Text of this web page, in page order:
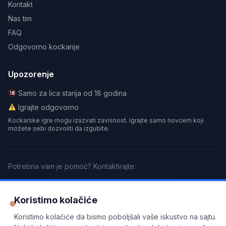
Kontakt
Nas tim
FAQ
Odgovorno kockanje
Upozorenje
Samo za lica starija od 18 godina
Igrajte odgovorno
Kockarske igre mogu izazvati zavisnost. Igrajte samo novcem koji
možete sebi dozvoliti da izgubite.
Potrebna vam je pomoć? Kontaktirajte:
GamCareBeGambleAwareGamblers Anonymous
Partnersko obaveštenje : Ovaj sajt sadrži partnerske linkove. Kada se
registrujete putem naših linkova, možemo dobiti proviziju bez
Koristimo kolačiće
Koristimo kolačiće da bismo poboljšali vaše iskustvo na sajtu.